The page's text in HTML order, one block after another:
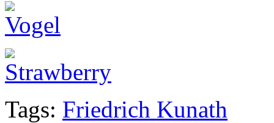
Tags: Friedrich Kunath